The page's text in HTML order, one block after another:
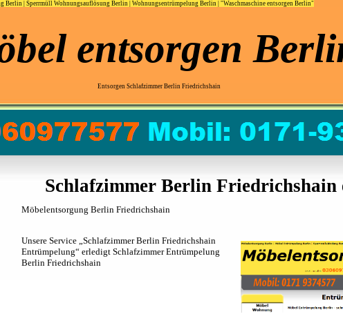
Berlin Sperrmüll Wohnungsauflösung Berlin Wohnungsentrümpelung Berlin "Waschmaschine entsorgen Berlin"
entsorgen
Entsorgen Schlafzimmer Berlin Friedrichshain
Schlafzimmer Berlin Friedrichshain
Möbelentsorgung Berlin Friedrichshain
Unsere Service „Schlafzimmer Berlin Friedrichshain
Entrümpelung“ erledigt SchlafzimmerEntrümpelung
Berlin Friedrichshain